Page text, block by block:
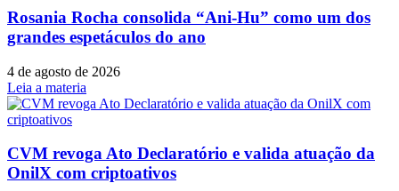
Rosania Rocha consolida “Ani-Hu” como um dos
grandes espetáculos do ano
4 de agosto de 2026
Leia a materia
CVM revoga Ato Declaratório e valida atuação da
OnilX com criptoativos